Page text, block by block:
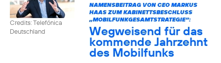
Credits: Telefónica
Deutschland
NAMENSBEITRAG VON CEO MARKUS
HAAS ZUM KABINETTSBESCHLUSS
„MOBILFUNKGESAMTSTRATEGIE“:
Wegweisend für das
kommende Jahrzehnt
des Mobilfunks